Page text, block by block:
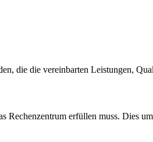
die die vereinbarten Leistungen,
erfüllen muss. Dies